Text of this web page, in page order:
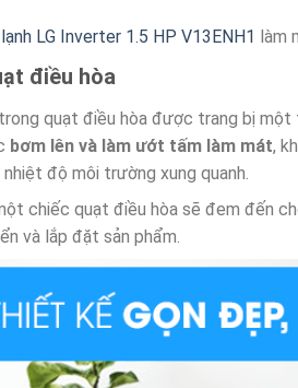
LG Inverter 1.5 HP V13ENH1 làm
điều hòa
quạt điều hòa được trang bị
bơm lên và làm ướt tấm làm mát,
nhiệt độ môi trường xung quanh.
chiếc quạt điều hòa sẽ đem đến
và lắp đặt sản phẩm.